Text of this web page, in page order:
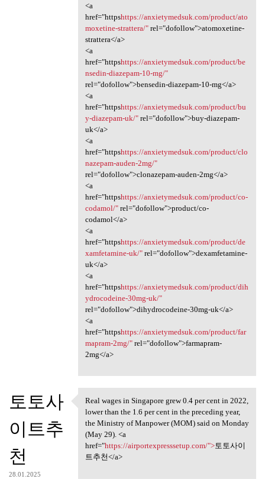
<a
href="httpshttps://anxietymedsuk.com/product/ato
moxetine-strattera/"rel="dofollow">atomoxetine-
strattera</a>
<a
href="httpshttps://anxietymedsuk.com/product/be
nsedin-diazepam-10-mg/"
rel="dofollow">bensedin-diazepam-10-mg</a>
<a
href="httpshttps://anxietymedsuk.com/product/bu
y-diazepam-uk/"rel="dofollow">buy-diazepam-
uk</a>
<a
href="httpshttps://anxietymedsuk.com/product/clo
nazepam-auden-2mg/"
rel="dofollow">clonazepam-auden-2mg</a>
<a
href="httpshttps://anxietymedsuk.com/product/co-
codamol/"rel="dofollow">product/co-
codamol</a>
<a
href="httpshttps://anxietymedsuk.com/product/de
xamfetamine-uk/"rel="dofollow">dexamfetamine-
uk</a>
<a
href="httpshttps://anxietymedsuk.com/product/dih
ydrocodeine-30mg-uk/"
rel="dofollow">dihydrocodeine-30mg-uk</a>
<a
href="httpshttps://anxietymedsuk.com/product/far
mapram-2mg/"rel="dofollow">farmapram-
2mg</a>
토토사
이트추
천
28.01.2025
Real wages in Singapore grew
Real wages in Singapore grew 0.4 per cent in 2022,
lower than the 1.6 per cent in the preceding year,
the Ministry of Manpower (MOM) said on Monday
(May 29). <a
href="https://airportexpresssetup.com/">토토사이
트추천</a>